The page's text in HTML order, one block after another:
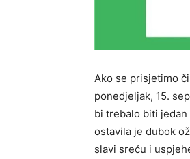
Ako se prisjetimo
ponedjeljak, 15.
bi trebalo biti
ostavila je dubok
slavi sreću i